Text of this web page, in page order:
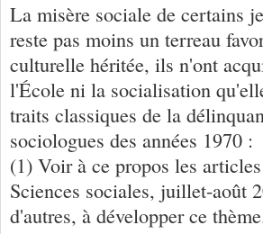
La misère sociale de certains
reste pas moins un terreau
culturelle héritée, ils n'ont
l'École ni la socialisation
traits classiques de la
sociologues des années 1970 :
(1) Voir à ce propos les
Sciences sociales, juillet-août
d'autres, à développer ce